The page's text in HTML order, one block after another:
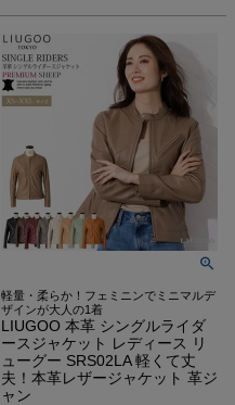
軽量・柔らか！フェミニンでミニマルデ
ザインが大人の1着
LIUGOO 本革 シングルライダ
ースジャケット レディース リ
ューグー SRS02LA 軽くて丈
夫！本革レザージャケット 革ジ
ャン